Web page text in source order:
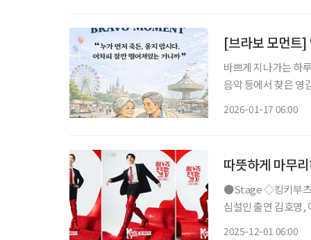
[브라보 모먼트]
바쁘게 지나가는 하
음악 등에서 찾은 영감의 한
2026-01-17 06:00
따뜻하게 마무
●Stage ◇킹키부츠 일정 12월 17일 ~ 2026년 3월 29일 장소 샤롯데씨어터 연출 제리 미첼,
심설인 출연 김호영, 이재환, 신재범, 강홍석, 백형훈, 서경수 등 CJ ENM의 글로벌 공동 프로
2025-12-01 06:00